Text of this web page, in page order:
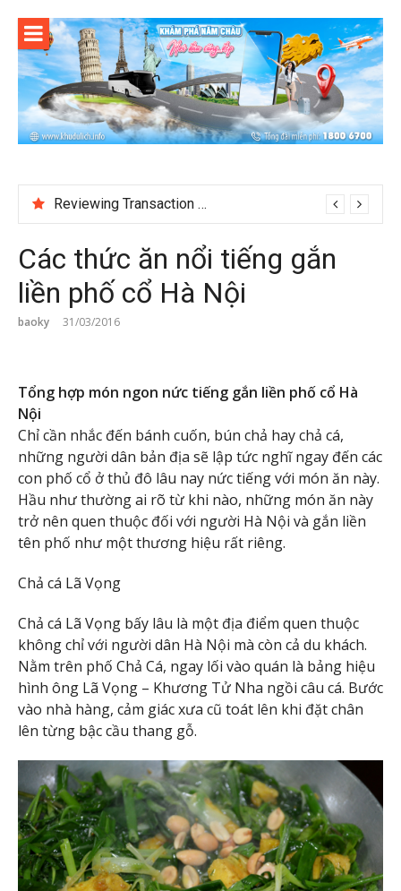
content
Reviewing Transaction History at BetNinja UK
Các thức ăn nổi tiếng gắn
liền phố cổ Hà Nội
baoky 31/03/2016
Tổng hợp món ngon nức tiếng gắn liền phố cổ Hà
Nội
Chỉ cần nhắc đến bánh cuốn, bún chả hay chả cá,
những người dân bản địa sẽ lập tức nghĩ ngay đến các
con phố cổ ở thủ đô lâu nay nức tiếng với món ăn này.
Hầu như thường ai rõ từ khi nào, những món ăn này
trở nên quen thuộc đối với người Hà Nội và gắn liền
tên phố như một thương hiệu rất riêng.
Chả cá Lã Vọng
Chả cá Lã Vọng bấy lâu là một địa điểm quen thuộc
không chỉ với người dân Hà Nội mà còn cả du khách.
Nằm trên phố Chả Cá, ngay lối vào quán là bảng hiệu
hình ông Lã Vọng – Khương Tử Nha ngồi câu cá. Bước
vào nhà hàng, cảm giác xưa cũ toát lên khi đặt chân
lên từng bậc cầu thang gỗ.